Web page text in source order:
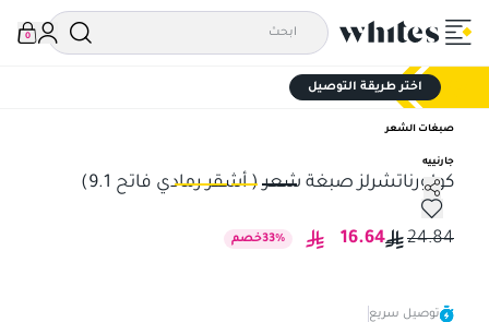
0
اختر طريقة التوصيل
صبغات الشعر
جارنييه
كولورناتشرلز صبغة شعر ( أشقر رمادي فاتح 9.1)
كولورناتشرلز صبغة شعر ( أشقر رمادي فاتح 9.1)
24.84
16.64
33% خصم
توصيل سريع